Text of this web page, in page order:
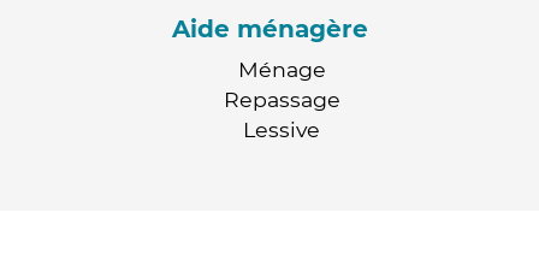
Aide ménagère
Ménage
Repassage
Lessive